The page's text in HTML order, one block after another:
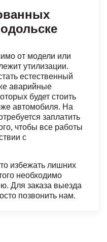
от модели или
утилизации.
естественный
аварийные
будет стоить
же автомобиля. На
заплатить
чтобы все работы
с
избежать лишних
необходимо
Для заказа выезда
позвонить нам.